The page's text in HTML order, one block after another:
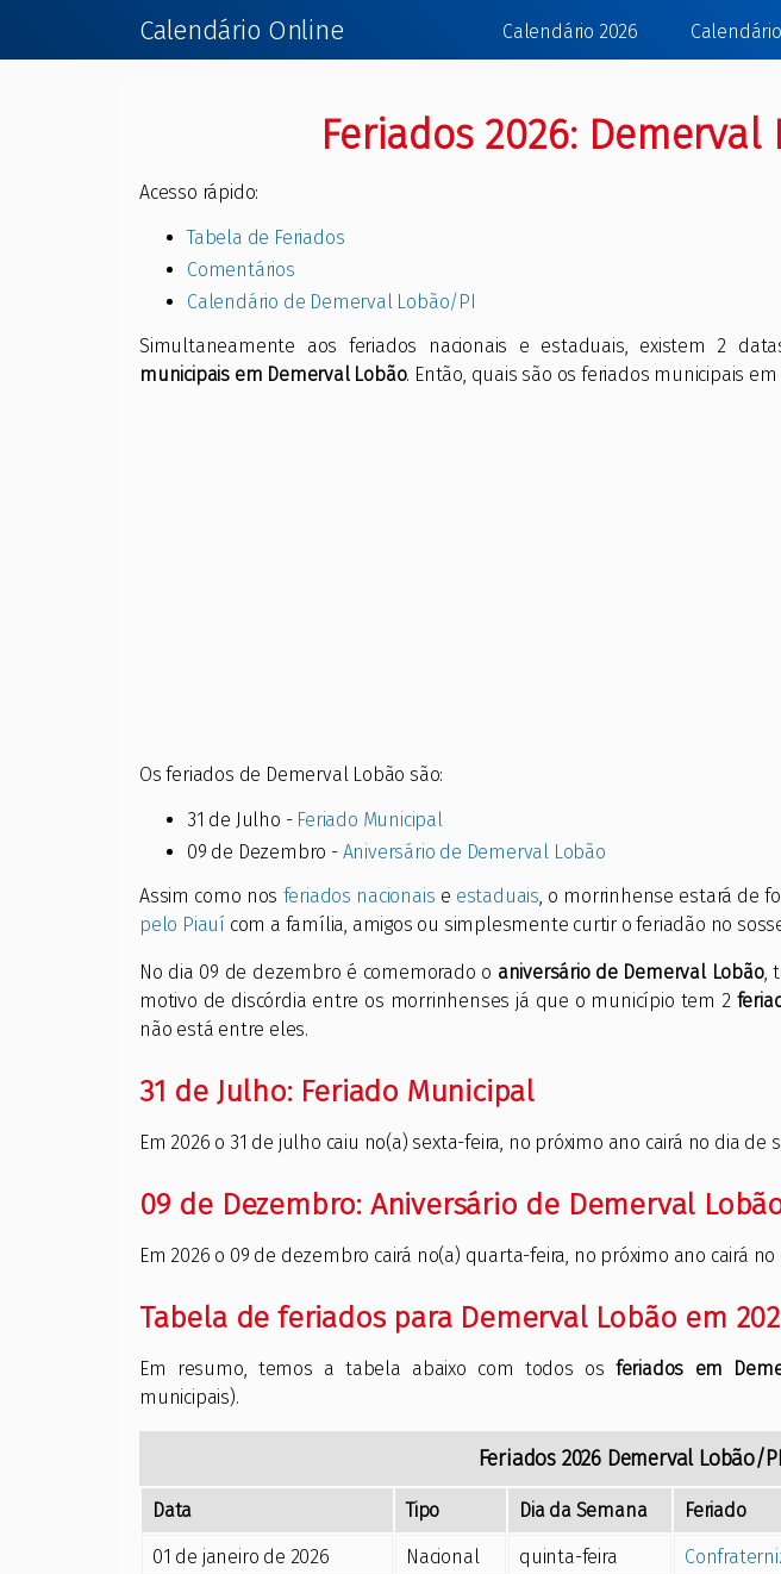
Calendário Online Calendário 2026
Feriados 2026:
Acesso rápido:
Tabela de Feriados
Comentários
Calendário de Demerval Lobão/PI
Simultaneamente aos feriados nacionais e estaduais, existem 2
municipais em Demerval Lobão. Então, quais são os feriados municipais
Os feriados de Demerval Lobão são:
31 de Julho - Feriado Municipal
09 de Dezembro - Aniversário de Demerval Lobão
Assim como nos feriados nacionais e estaduais, o morrinhense estará de
pelo Piauí com a família, amigos ou simplesmente curtir o feriadão no
No dia 09 de dezembro é comemorado o aniversário de Demerval Lobão,
motivo de discórdia entre os morrinhenses já que o município tem 2
não está entre eles.
31 de Julho: Feriado Municipal
Em 2026 o 31 de julho caiu no(a) sexta-feira, no próximo ano cairá no dia de
09 de Dezembro: Aniversário de Demerval
Em 2026 o 09 de dezembro cairá no(a) quarta-feira, no próximo ano cairá
Tabela de feriados para Demerval Lobão em
Em resumo, temos a tabela abaixo com todos os feriados em
municipais).
Feriados 2026 Demerval Lobão/PI
Data Tipo Dia da Semana Feriado
01 de janeiro de 2026 Nacional quinta-feira